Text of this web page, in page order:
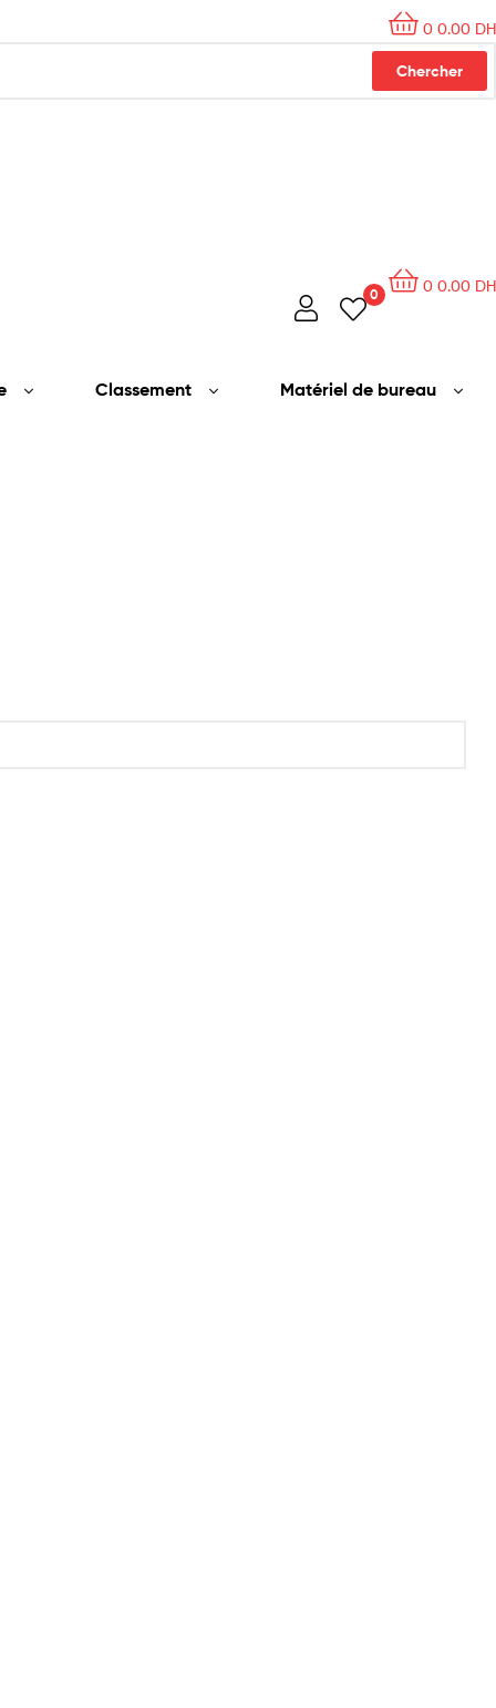
0 0.00 DH
Chercher
0 0 0.00 DH
Classement Matériel de bureau